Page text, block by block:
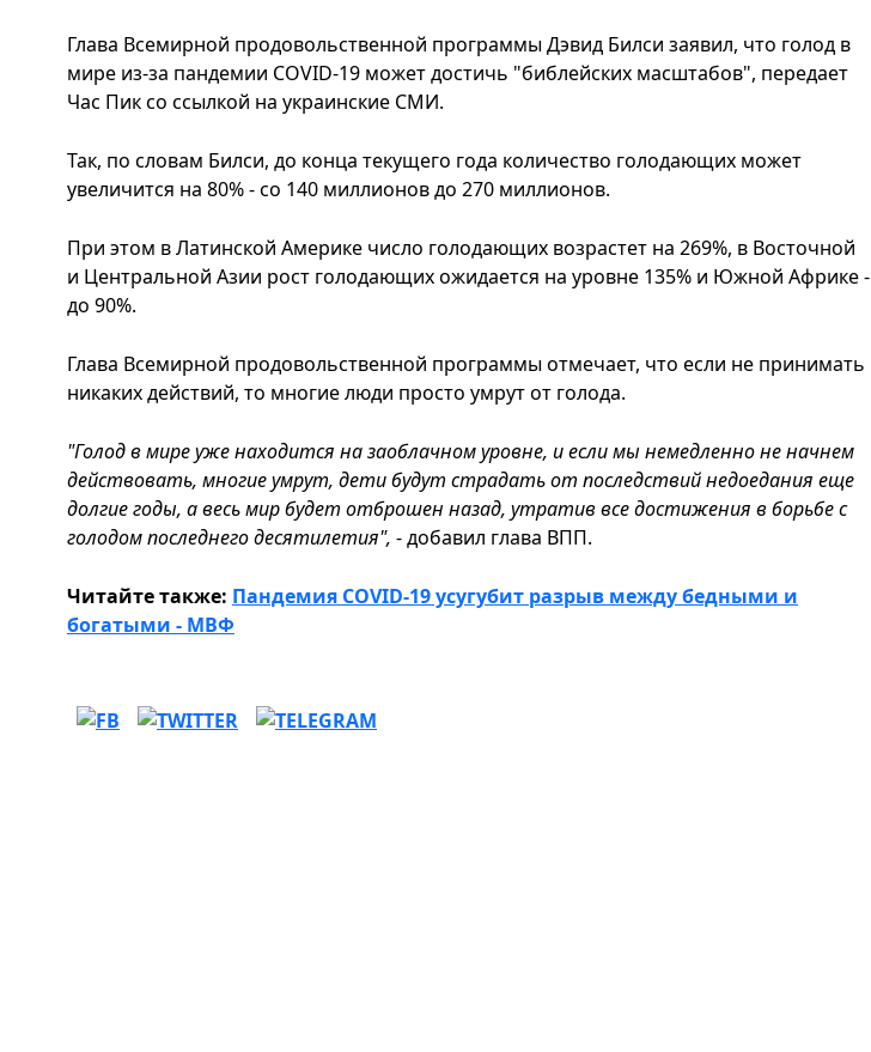
Глава Всемирной продовольственной программы Дэвид Билси заявил, что голод в
мире из-за пандемии COVID-19 может достичь "библейских масштабов", передает
Час Пик со ссылкой на украинские СМИ.
Так, по словам Билси, до конца текущего года количество голодающих может
увеличится на 80% - со 140 миллионов до 270 миллионов.
При этом в Латинской Америке число голодающих возрастет на 269%, в Восточной
и Центральной Азии рост голодающих ожидается на уровне 135% и Южной Африке -
до 90%.
Глава Всемирной продовольственной программы отмечает, что если не принимать
никаких действий, то многие люди просто умрут от голода.
"Голод в мире уже находится на заоблачном уровне, и если мы немедленно не начнем
действовать, многие умрут, дети будут страдать от последствий недоедания еще
долгие годы, а весь мир будет отброшен назад, утратив все достижения в борьбе с
голодом последнего десятилетия", - добавил глава ВПП.
Читайте также: Пандемия COVID-19 усугубит разрыв между бедными и
богатыми - МВФ